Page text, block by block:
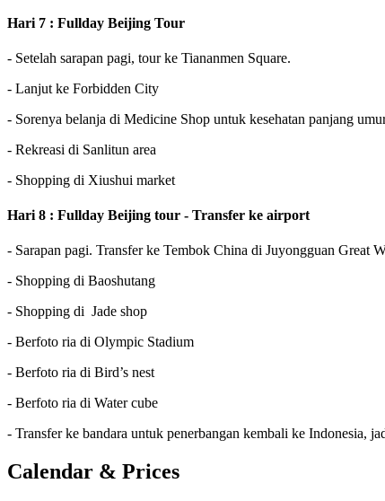
Hari 7 : Fullday Beijing Tour
- Setelah sarapan pagi, tour ke Tiananmen Square.
- Lanjut ke Forbidden City
- Sorenya belanja di Medicine Shop untuk kesehatan panjang
- Rekreasi di Sanlitun area
- Shopping di Xiushui market
Hari 8 : Fullday Beijing tour - Transfer ke airport
- Sarapan pagi. Transfer ke Tembok China di Juyongguan Great
- Shopping di Baoshutang
- Shopping di Jade shop
- Berfoto ria di Olympic Stadium
- Berfoto ria di Bird’s nest
- Berfoto ria di Water cube
- Transfer ke bandara untuk penerbangan kembali ke Indonesia,
Calendar & Prices